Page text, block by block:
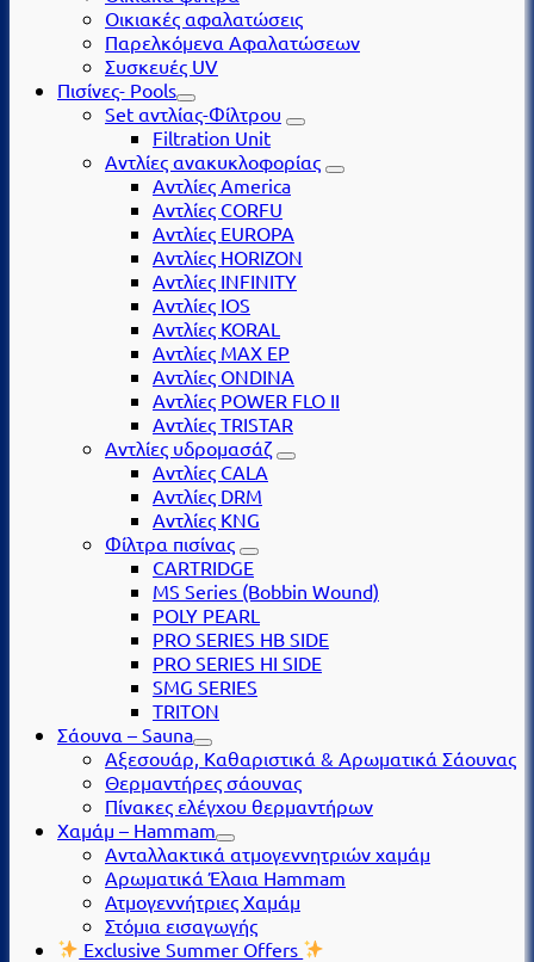
Οικιακές αφαλατώσεις
Παρελκόμενα Αφαλατώσεων
Συσκευές UV
Πισίνες- Pools
Set αντλίας-Φίλτρου
Filtration Unit
Αντλίες ανακυκλοφορίας
Αντλίες America
Αντλίες CORFU
Αντλίες EUROPA
Αντλίες HORIZON
Αντλίες INFINITY
Αντλίες IOS
Αντλίες KORAL
Αντλίες MAX EP
Αντλίες ONDINA
Αντλίες POWER FLO II
Αντλίες TRISTAR
Αντλίες υδρομασάζ
Αντλίες CALA
Αντλίες DRM
Αντλίες KNG
Φίλτρα πισίνας
CARTRIDGE
MS Series (Βobbin Wound)
POLY PEARL
PRO SERIES HB SIDE
PRO SERIES HI SIDE
SMG SERIES
TRITON
Σάουνα – Sauna
Αξεσουάρ, Καθαριστικά & Αρωματικά Σάουνας
Θερμαντήρες σάουνας
Πίνακες ελέγχου θερμαντήρων
Χαμάμ – Hammam
Ανταλλακτικά ατμογεννητριών χαμάμ
Αρωματικά Έλαια Hammam
Ατμογεννήτριες Χαμάμ
Στόμια εισαγωγής
Exclusive Summer Offers